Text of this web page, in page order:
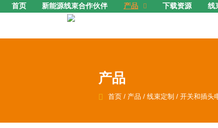
首页 新能源线束合作伙伴 产品  下载资源 线
产品
 首页/ 产品 / 线束定制 / 开关和插头